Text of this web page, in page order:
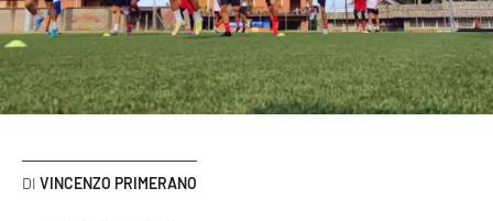
Sanità
Sport
VINCENZO PRIMERANO